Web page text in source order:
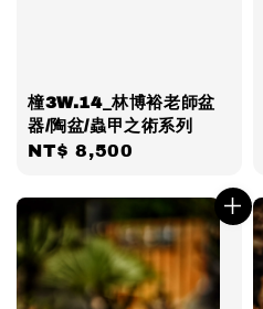
橦3W.14_林博裕老師盆
器/陶盆/蟲甲之術系列
Regular
NT$ 8,500